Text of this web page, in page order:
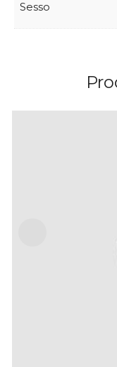
Sesso
PILOT’S